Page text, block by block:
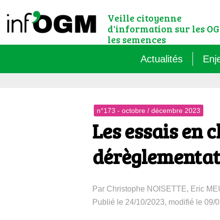
Veille citoyenne
d'information sur les
les semences
Actualités
Le
n°173 - octobre / décembre 2023
Les essais en
Par Christophe NOISETTE, Eric
Publié le 24/10/2023, modifié le 09/